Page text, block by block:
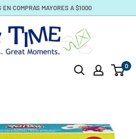
EN COMPRAS MAYORES A $1000
0